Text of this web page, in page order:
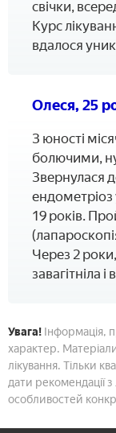
свічки,
Курс
вдалося
Олеся, 25
З юності
болючими,
Звернулася
ендометріоз
19 років.
Через 2
завагітніла
Увага! Інформація,
характер.
лікування. Тільки
дати рекомендації
особливостей